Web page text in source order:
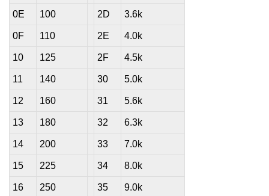
0E 100 2D 3.6k
0F 110 2E 4.0k
10 125 2F 4.5k
11 140 30 5.0k
12 160 31 5.6k
13 180 32 6.3k
14 200 33 7.0k
15 225 34 8.0k
16 250 35 9.0k